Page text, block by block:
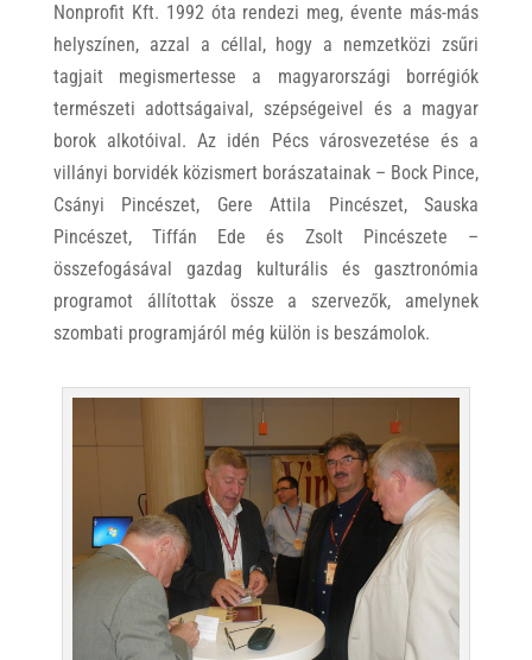
Nonprofit Kft. 1992 óta rendezi meg, évente más-más
helyszínen, azzal a céllal, hogy a nemzetközi zsűri
tagjait megismertesse a magyarországi borrégiók
természeti adottságaival, szépségeivel és a magyar
borok alkotóival. Az idén Pécs városvezetése és a
villányi borvidék közismert borászatainak – Bock Pince,
Csányi Pincészet, Gere Attila Pincészet, Sauska
Pincészet, Tiffán Ede és Zsolt Pincészete –
összefogásával gazdag kulturális és gasztronómia
programot állítottak össze a szervezők, amelynek
szombati programjáról még külön is beszámolok.